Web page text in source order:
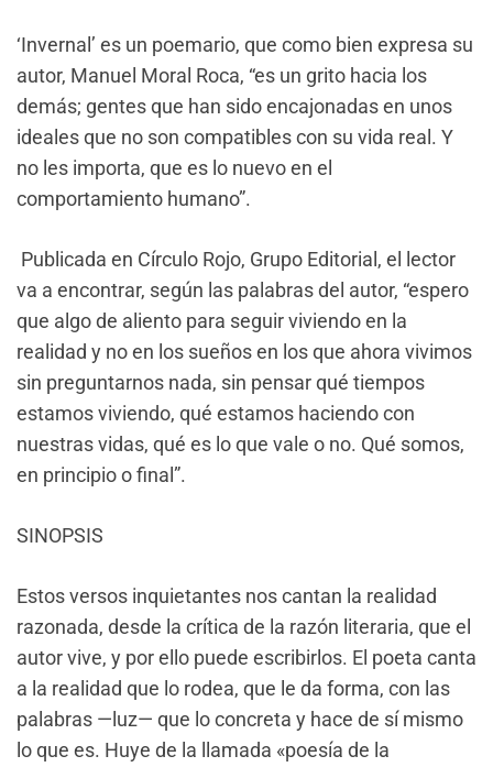
‘Invernal’ es un poemario, que como bien expresa su
autor, Manuel Moral Roca, “es un grito hacia los
demás; gentes que han sido encajonadas en unos
ideales que no son compatibles con su vida real. Y
no les importa, que es lo nuevo en el
comportamiento humano”.
Publicada en Círculo Rojo, Grupo Editorial, el lector
va a encontrar, según las palabras del autor, “espero
que algo de aliento para seguir viviendo en la
realidad y no en los sueños en los que ahora vivimos
sin preguntarnos nada, sin pensar qué tiempos
estamos viviendo, qué estamos haciendo con
nuestras vidas, qué es lo que vale o no. Qué somos,
en principio o final”.
SINOPSIS
Estos versos inquietantes nos cantan la realidad
razonada, desde la crítica de la razón literaria, que el
autor vive, y por ello puede escribirlos. El poeta canta
a la realidad que lo rodea, que le da forma, con las
palabras —luz— que lo concreta y hace de sí mismo
lo que es. Huye de la llamada «poesía de la